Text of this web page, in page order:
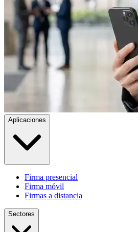
Aplicaciones
Firma presencial
Firma móvil
Firmas a distancia
Sectores